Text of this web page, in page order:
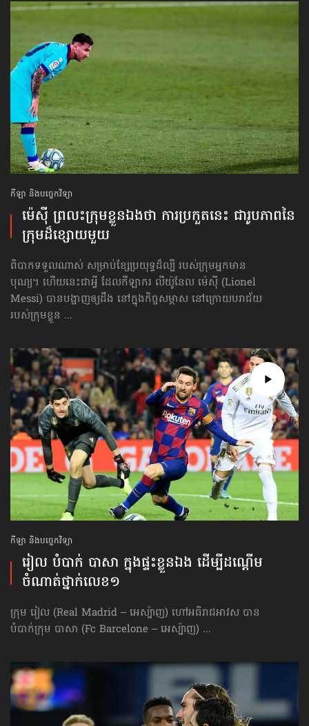
កីឡា និងបច្ចេកវិទ្យា
ម៉េស៊ី ព្រលះក្រុមខ្លួនឯងថា ការប្រកួតនេះ ជារូបភាព​នៃ
ក្រុម​ដ៏ខ្សោយមួយ
ពិបាកទទួលណាស់ សម្រាប់ខ្សែប្រយុទ្ធដ៏ល្បី របស់ក្រុមអ្នកមាន
បុណ្យ។ ហើយនេះជាអ្វី ដែលកីឡាករ លីយ៉ូនែល ម៉េស៊ី (Lionel
Messi) បានបង្ហាញឲ្យដឹង នៅក្នុងកិច្ចសម្ភាស នៅក្រោយបរាជ័យ
របស់ក្រុមខ្លួន ...
កីឡា និងបច្ចេកវិទ្យា
រៀល បំបាក់ បាសា ក្នុង​ផ្ទះ​ខ្លួនឯង ដើម្បីដណ្ដើម​
ចំណាត់ថ្នាក់​លេខ១
ក្រុម រៀល (Real Madrid – អេស្ប៉ាញ) ហៅអធិរាជអាវស បាន
បំបាក់ក្រុម បាសា (Fc Barcelone – អេស្ប៉ាញ) ...